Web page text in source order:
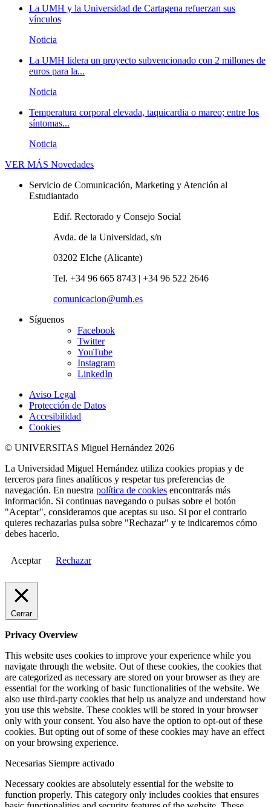
La UMH y la Universidad de Cartagena refuerzan sus
vínculos
Noticia
La UMH lidera un proyecto subvencionado con 2 millones de
euros para la...
Noticia
Temperatura corporal elevada, taquicardia o mareo; entre los
síntomas...
Noticia
VER MÁS Novedades
Servicio de Comunicación, Marketing y Atención al
Estudiantado
Edif. Rectorado y Consejo Social
Avda. de la Universidad, s/n
03202 Elche (Alicante)
Tel. +34 96 665 8743 | +34 96 522 2646
comunicacion@umh.es
Síguenos
Facebook
Twitter
YouTube
Instagram
LinkedIn
Aviso Legal
Protección de Datos
Accesibilidad
Cookies
© UNIVERSITAS Miguel Hernández 2026
La Universidad Miguel Hernández utiliza cookies propias y de
terceros para fines analíticos y respetar tus preferencias de
navegación. En nuestra política de cookies encontrarás más
información. Si continuas navegando o pulsas sobre el botón
"Aceptar", consideramos que aceptas su uso. Si por el contrario
quieres rechazarlas pulsa sobre "Rechazar" y te indicaremos cómo
debes hacerlo.
Aceptar Rechazar
Cerrar
Privacy Overview
This website uses cookies to improve your experience while you
navigate through the website. Out of these cookies, the cookies that
are categorized as necessary are stored on your browser as they are
essential for the working of basic functionalities of the website. We
also use third-party cookies that help us analyze and understand how
you use this website. These cookies will be stored in your browser
only with your consent. You also have the option to opt-out of these
cookies. But opting out of some of these cookies may have an effect
on your browsing experience.
Necesarias Siempre activado
Necessary cookies are absolutely essential for the website to
function properly. This category only includes cookies that ensures